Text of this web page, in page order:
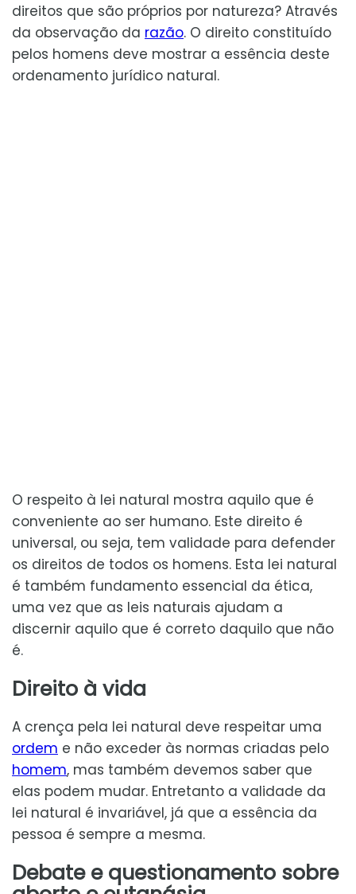
direitos que são próprios por natureza? Através
da observação da razão. O direito constituído
pelos homens deve mostrar a essência deste
ordenamento jurídico natural.
O respeito à lei natural mostra aquilo que é
conveniente ao ser humano. Este direito é
universal, ou seja, tem validade para defender
os direitos de todos os homens. Esta lei natural
é também fundamento essencial da ética,
uma vez que as leis naturais ajudam a
discernir aquilo que é correto daquilo que não
é.
Direito à vida
A crença pela lei natural deve respeitar uma
ordem e não exceder às normas criadas pelo
homem, mas também devemos saber que
elas podem mudar. Entretanto a validade da
lei natural é invariável, já que a essência da
pessoa é sempre a mesma.
Debate e questionamento sobre